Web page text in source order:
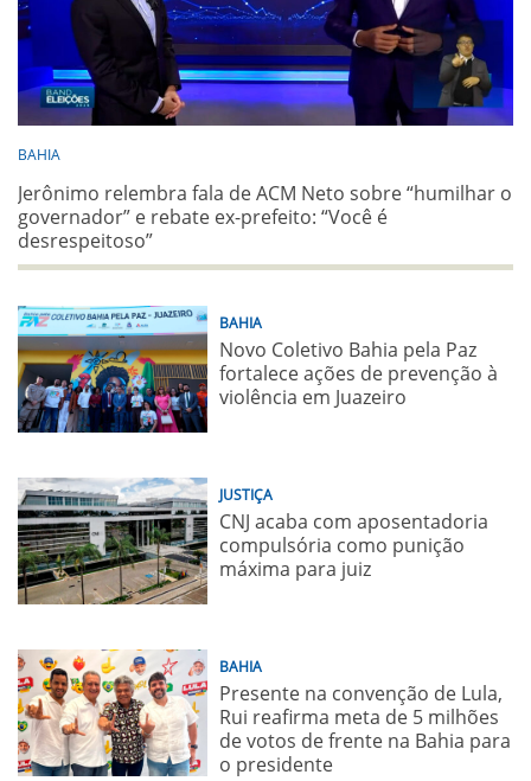
BAHIA
Jerônimo relembra fala de ACM Neto sobre “humilhar o
governador” e rebate ex-prefeito: “Você é
desrespeitoso”
BAHIA
Novo Coletivo Bahia pela Paz
fortalece ações de prevenção à
violência em Juazeiro
JUSTIÇA
CNJ acaba com aposentadoria
compulsória como punição
máxima para juiz
BAHIA
Presente na convenção de Lula,
Rui reafirma meta de 5 milhões
de votos de frente na Bahia para
o presidente